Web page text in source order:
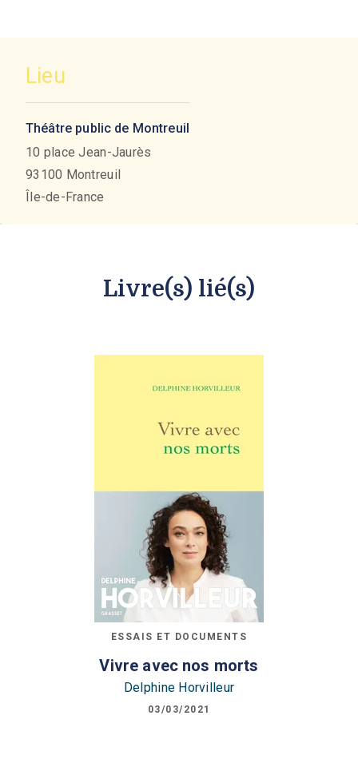
Lieu
Théâtre public de Montreuil
10 place Jean-Jaurès
93100 Montreuil
Île-de-France
Livre(s) lié(s)
ESSAIS ET DOCUMENTS
Vivre avec nos morts
Delphine Horvilleur
03/03/2021